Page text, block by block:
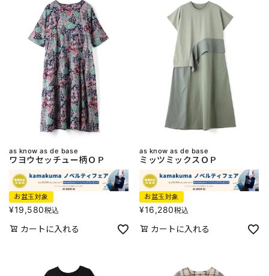
as know as de base
ワヨウセッチュー柄ＯＰ
お盆玉対象
¥19,580税込
カートに入れる
as know as de base
ミッツミックスＯＰ
お盆玉対象
¥16,280税込
カートに入れる